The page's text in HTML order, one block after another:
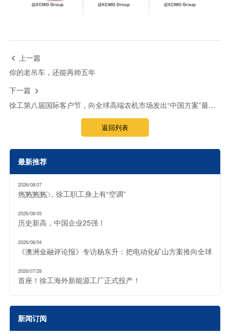

上一篇
你的老吊车，还能再帅五年
下一篇

徐工第八届国际客户节，向全球高端农机市场发出“中国方案”最强音
返回列表
最新推荐
2026/08/07
热҈热҈热҈热҈ ，徐工职工身上有“空调”
2026/08/05
历史新高，中国企业25强！
2026/08/04
《澳洲金融评论报》专访杨东升：把电动化矿山方案推向全球
2026/07/28
首座！徐工海外新能源工厂正式投产！
新闻订阅